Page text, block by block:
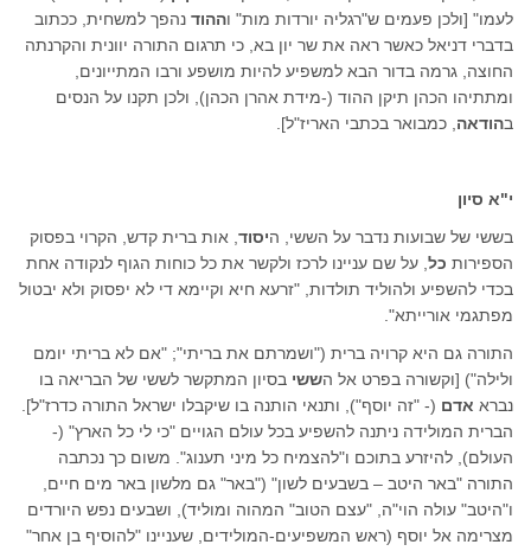
לעמו" [ולכן פעמים ש"רגליה יורדות מות" וההוד נהפך למשחית, ככתוב
בדברי דניאל כאשר ראה את שר יון בא, כי תרגום התורה יוונית והקרנתה
החוצה, גרמה בדור הבא למשפיע להיות מושפע ורבו המתייונים,
ומתתיהו הכהן תיקן ההוד (-מידת אהרן הכהן), ולכן תקנו על הנסים
בהודאה , כמבואר בכתבי האריז"ל].
י"א סיון
בששי של שבועות נדבר על הששי, היסוד , אות ברית קדש, הקרוי בפסוק
הספירות כל , על שם עניינו לרכז ולקשר את כל כוחות הגוף לנקודה אחת
בכדי להשפיע ולהוליד תולדות, "זרעא חיא וקיימא די לא יפסוק ולא יבטול
מפתגמי אורייתא".
התורה גם היא קרויה ברית ("ושמרתם את בריתי"; "אם לא בריתי יומם
ולילה") [וקשורה בפרט אל הששי בסיון המתקשר לששי של הבריאה בו
נברא אדם (- "זה יוסף"), ותנאי הותנה בו שיקבלו ישראל התורה כדרז"ל].
הברית המולידה ניתנה להשפיע בכל עולם הגויים "כי לי כל הארץ" (-
העולם), להיזרע בתוכם ו"להצמיח כל מיני תענוג". משום כך נכתבה
התורה "באר היטב – בשבעים לשון" ("באר" גם מלשון באר מים חיים,
ו"היטב" עולה הוי"ה, "עצם הטוב" המהוה ומוליד), ושבעים נפש היורדים
מצרימה אל יוסף (ראש המשפיעים-המולידים, שעניינו "להוסיף בן אחר"